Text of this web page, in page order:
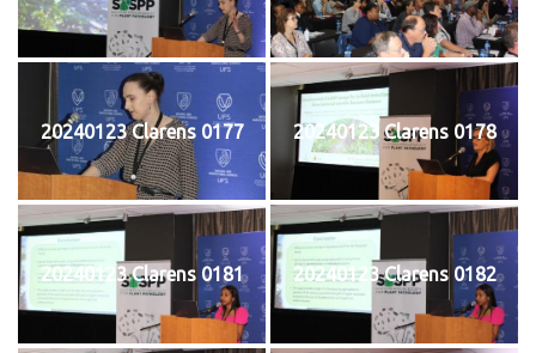
20240123 Clarens 0177 20240123 Clarens 0178
20240123 Clarens 0181 20240123 Clarens 0182